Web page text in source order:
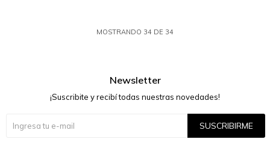
MOSTRANDO 34 DE 34
Newsletter
¡Suscribite y recibí todas nuestras novedades!
SUSCRIBIRME